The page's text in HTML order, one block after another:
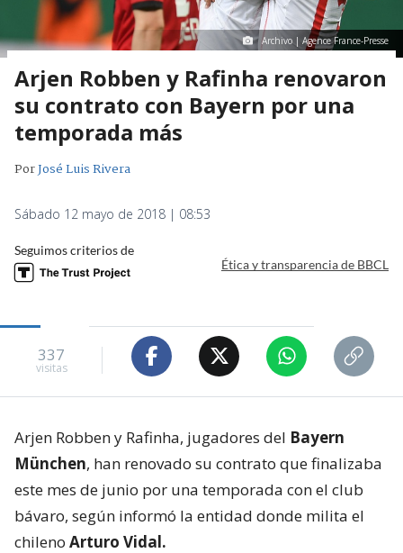
Archivo | Agence France-Presse
Arjen Robben y Rafinha renovaron
su contrato con Bayern por una
temporada más
PorJosé Luis Rivera
Sábado 12 mayo de 2018 | 08:53
Seguimos criterios de
Ética y transparencia de BBCL
337
visitas
Arjen Robben y Rafinha, jugadores del Bayern
München, han renovado su contrato que finalizaba
este mes de junio por una temporada con el club
bávaro, según informó la entidad donde milita el
chileno Arturo Vidal.